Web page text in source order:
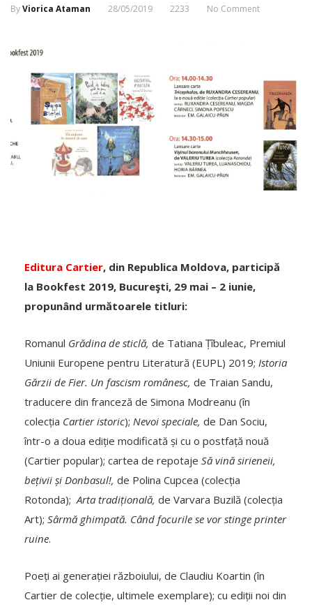
ByViorica Ataman 28/05/2019 2233 No Comment
Editura Cartier, din Republica Moldova, participă
la Bookfest 2019, Bucureşti, 29 mai – 2 iunie,
propunând următoarele titluri:
Romanul Grădina de sticlă, de Tatiana Țîbuleac, Premiul
Uniunii Europene pentru Literatură (EUPL) 2019; Istoria
Gărzii de Fier. Un fascism românesc, de Traian Sandu,
traducere din franceză de Simona Modreanu (în
colecția Cartier istoric); Nevoi speciale, de Dan Sociu,
într-o a doua ediție modificată și cu o postfață nouă
(Cartier popular); cartea de repotaje Să vină sirieneii,
bețivii și Donbasul!, de Polina Cupcea (colecția
Rotonda);Arta tradițională, de Varvara Buzilă (colecția
Art); Sârmă ghimpată. Când focurile se vor stinge printer
ruine.
Poeți ai generației războiului, de Claudiu Koartin (în
Cartier de colecție, ultimele exemplare); cu ediții noi din